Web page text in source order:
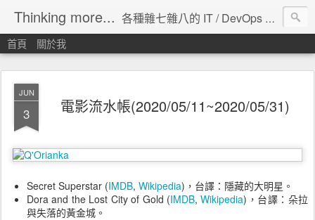
Thinking more... 各種雜七雜八的 IT / DevOps 工具 / 程式設計 / 雲端服務分享。
首頁 關於我
JUN
3 電影流水帳(2020/05/11~2020/05/31)
Secret Superstar (IMDB, Wikipedia)，台譯：隱藏的大明星。
Dora and the Lost City of Gold (IMDB,Wikipedia)，台譯：朵拉
與失落的黃金城。